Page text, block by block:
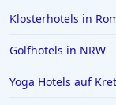
Klosterhotels in
Golfhotels in NRW
Yoga Hotels auf